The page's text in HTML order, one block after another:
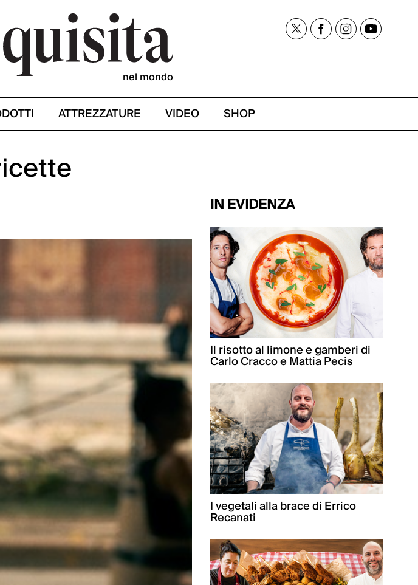
nel mondo
ATTREZZATURE VIDEO SHOP
IN EVIDENZA
Il risotto al limone e gamberi di
Carlo Cracco e Mattia Pecis
I vegetali alla brace di Errico
Recanati